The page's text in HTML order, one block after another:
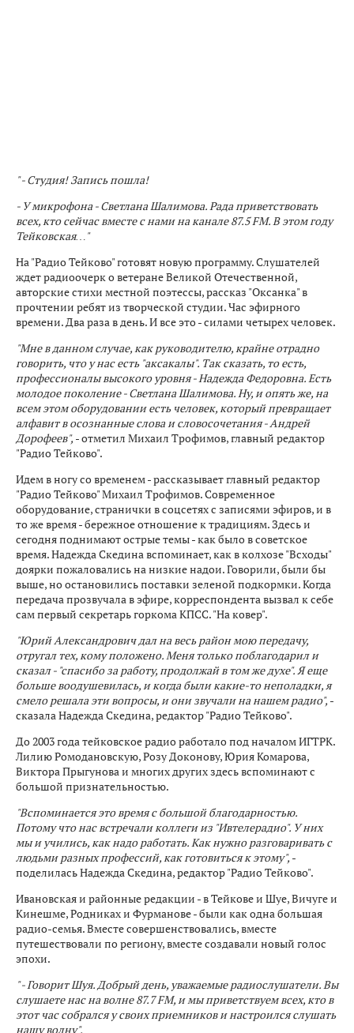
" - Студия! Запись пошла!
- У микрофона - Светлана Шалимова. Рада приветствовать
всех, кто сейчас вместе с нами на канале 87.5 FM. В этом году
Тейковская…"
На "Радио Тейково" готовят новую программу. Слушателей
ждет радиоочерк о ветеране Великой Отечественной,
авторские стихи местной поэтессы, рассказ "Оксанка" в
прочтении ребят из творческой студии. Час эфирного
времени. Два раза в день. И все это - силами четырех человек.
"Мне в данном случае, как руководителю, крайне отрадно
говорить, что у нас есть "аксакалы". Так сказать, то есть,
профессионалы высокого уровня - Надежда Федоровна. Есть
молодое поколение - Светлана Шалимова. Ну, и опять же, на
всем этом оборудовании есть человек, который превращает
алфавит в осознанные слова и словосочетания - Андрей
Дорофеев", - отметил Михаил Трофимов, главный редактор
"Радио Тейково".
Идем в ногу со временем - рассказывает главный редактор
"Радио Тейково" Михаил Трофимов. Современное
оборудование, странички в соцсетях с записями эфиров, и в
то же время - бережное отношение к традициям. Здесь и
сегодня поднимают острые темы - как было в советское
время. Надежда Скедина вспоминает, как в колхозе "Всходы"
доярки пожаловались на низкие надои. Говорили, были бы
выше, но остановились поставки зеленой подкормки. Когда
передача прозвучала в эфире, корреспондента вызвал к себе
сам первый секретарь горкома КПСС. "На ковер".
"Юрий Александрович дал на весь район мою передачу,
отругал тех, кому положено. Меня только поблагодарил и
сказал - "спасибо за работу, продолжай в том же духе". Я еще
больше воодушевилась, и когда были какие-то неполадки, я
смело решала эти вопросы, и они звучали на нашем радио", -
сказала Надежда Скедина, редактор "Радио Тейково".
До 2003 года тейковское радио работало под началом ИГТРК.
Лилию Ромодановскую, Розу Доконову, Юрия Комарова,
Виктора Прыгунова и многих других здесь вспоминают с
большой признательностью.
"Вспоминается это время с большой благодарностью.
Потому что нас встречали коллеги из "Ивтелерадио". У них
мы и учились, как надо работать. Как нужно разговаривать с
людьми разных профессий, как готовиться к этому", -
поделилась Надежда Скедина, редактор "Радио Тейково".
Ивановская и районные редакции - в Тейкове и Шуе, Вичуге и
Кинешме, Родниках и Фурманове - были как одна большая
радио-семья. Вместе совершенствовались, вместе
путешествовали по региону, вместе создавали новый голос
эпохи.
" - Говорит Шуя. Добрый день, уважаемые радиослушатели. Вы
слушаете нас на волне 87.7 FM, и мы приветствуем всех, кто в
этот час собрался у своих приемников и настроился слушать
нашу волну".